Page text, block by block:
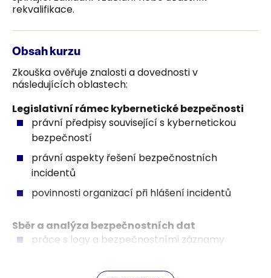
rekvalifikace.
Obsah kurzu
Zkouška ověřuje znalosti a dovednosti v
následujících oblastech:
Legislativní rámec kybernetické bezpečnosti
právní předpisy související s kybernetickou
bezpečností
právní aspekty řešení bezpečnostních
incidentů
povinnosti organizací při hlášení incidentů
Sběr a analýza bezpečnostních dat
práce s logy a bezpečnostními záznamy